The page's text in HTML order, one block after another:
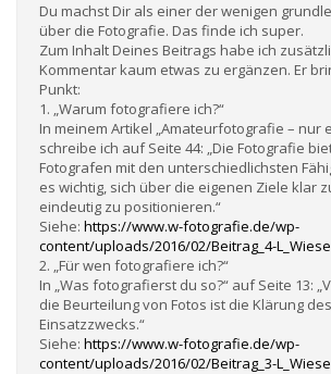
Du machst Dir als einer der wenigen
über die Fotografie. Das finde ich super.
Zum Inhalt Deines Beitrags habe ich
Kommentar kaum etwas zu ergänzen. Er
Punkt:
1. „Warum fotografiere ich?“
In meinem Artikel „Amateurfotografie – nur
schreibe ich auf Seite 44: „Die Fotografie
Fotografen mit den unterschiedlichsten
es wichtig, sich über die eigenen Ziele klar
eindeutig zu positionieren.“
Siehe: https://www.w-fotografie.de/wp-
content/uploads/2016/02/Beitrag_4-
2. „Für wen fotografiere ich?“
In „Was fotografierst du so?“ auf Seite 13:
die Beurteilung von Fotos ist die Klärung
Einsatzzwecks.“
Siehe: https://www.w-fotografie.de/wp-
content/uploads/2016/02/Beitrag_3-